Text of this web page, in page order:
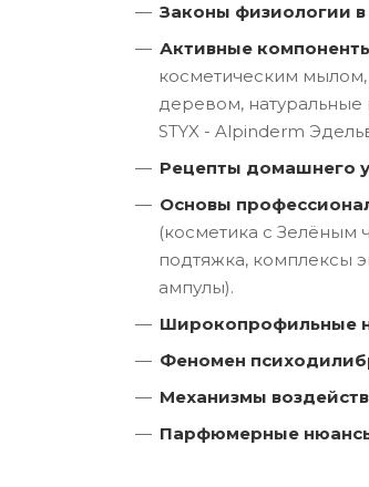
Законы физиологии
Активные
косметическим
деревом, натуральные
STYX - Alpinderm
Рецепты домашнего
Основы
(косметика с Зелёным
подтяжка, комплексы
ампулы).
Широкопрофильные
Феномен
Механизмы
Парфюмерные